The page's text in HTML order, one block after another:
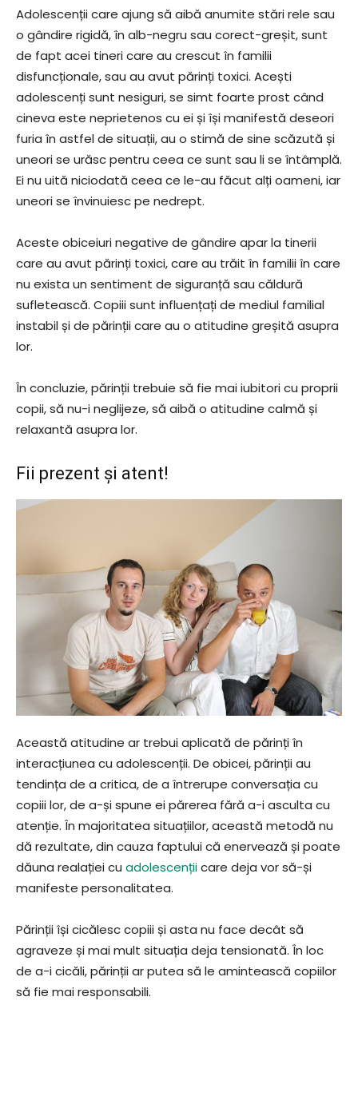
Adolescenții care ajung să aibă anumite stări rele sau
o gândire rigidă, în alb-negru sau corect-greșit, sunt
de fapt acei tineri care au crescut în familii
disfuncționale, sau au avut părinți toxici. Acești
adolescenți sunt nesiguri, se simt foarte prost când
cineva este neprietenos cu ei și își manifestă deseori
furia în astfel de situații, au o stimă de sine scăzută și
uneori se urăsc pentru ceea ce sunt sau li se întâmplă.
Ei nu uită niciodată ceea ce le-au făcut alți oameni, iar
uneori se învinuiesc pe nedrept.
Aceste obiceiuri negative de gândire apar la tinerii
care au avut părinți toxici, care au trăit în familii în care
nu exista un sentiment de siguranță sau căldură
sufletească. Copiii sunt influențați de mediul familial
instabil și de părinții care au o atitudine greșită asupra
lor.
În concluzie, părinții trebuie să fie mai iubitori cu proprii
copii, să nu-i neglijeze, să aibă o atitudine calmă și
relaxantă asupra lor.
Fii prezent și atent!
Această atitudine ar trebui aplicată de părinți în
interacțiunea cu adolescenții. De obicei, părinții au
tendința de a critica, de a întrerupe conversația cu
copiii lor, de a-și spune ei părerea fără a-i asculta cu
atenție. În majoritatea situațiilor, această metodă nu
dă rezultate, din cauza faptului că enervează și poate
dăuna realației cu adolescențiicare deja vor să-și
manifeste personalitatea.
Părinții își cicălesc copiii și asta nu face decât să
agraveze și mai mult situația deja tensionată. În loc
de a-i cicăli, părinții ar putea să le amintească copiilor
să fie mai responsabili.